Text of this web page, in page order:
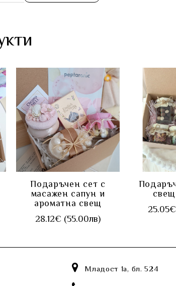
Подаръчен сет с
масажен сапун и
ароматна свещ
28.12€ (55.00лв)
КУПИ
Младост 1а, бл. 524